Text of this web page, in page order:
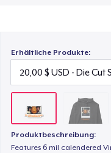
Erhältliche Produkte:
Produktbeschreibung:
Features 6 mil calendered
45,00 $